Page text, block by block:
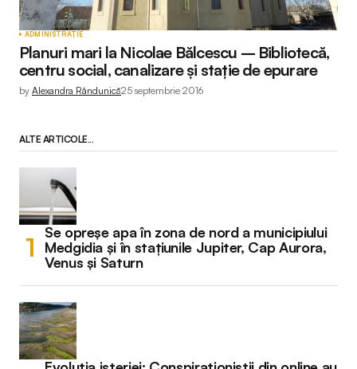
ADMINISTRAȚIE
Planuri mari la Nicolae Bălcescu – Bibliotecă,
centru social, canalizare și stație de epurare
by Alexandra Rândunică25 septembrie 2016
ALTE ARTICOLE...
Se opreșe apa în zona de nord a municipiului
Medgidia și în stațiunile Jupiter, Cap Aurora,
Venus și Saturn